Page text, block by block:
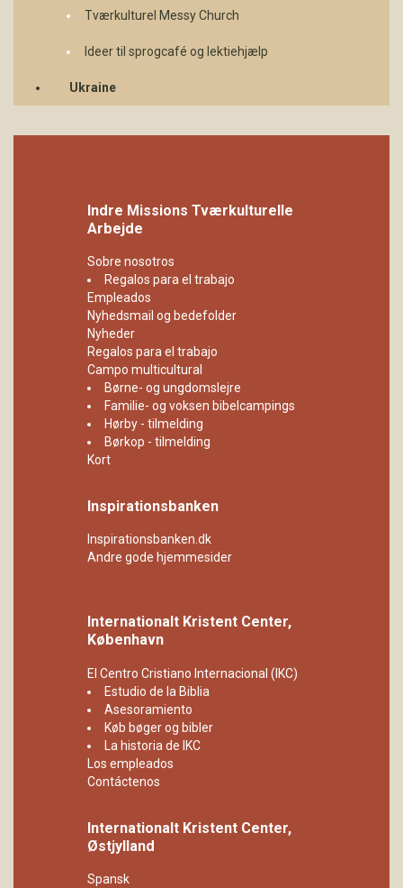
Tværkulturel Messy Church
Ideer til sprogcafé og lektiehjælp
Ukraine
Indre Missions Tværkulturelle
Arbejde
Sobre nosotros
Regalos para el trabajo
Empleados
Nyhedsmail og bedefolder
Nyheder
Regalos para el trabajo
Campo multicultural
Børne- og ungdomslejre
Familie- og voksen bibelcampings
Hørby - tilmelding
Børkop - tilmelding
Kort
Inspirationsbanken
Inspirationsbanken.dk
Andre gode hjemmesider
Internationalt Kristent Center,
København
El Centro Cristiano Internacional (IKC)
Estudio de la Biblia
Asesoramiento
Køb bøger og bibler
La historia de IKC
Los empleados
Contáctenos
Internationalt Kristent Center,
Østjylland
Spansk